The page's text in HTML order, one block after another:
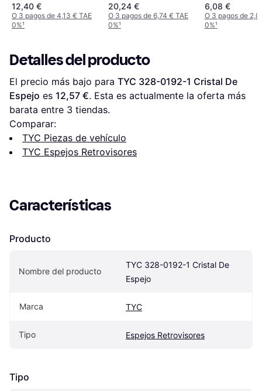
12,40 €
O 3 pagos de 4,13 € TAE
0%¹
20,24 €
O 3 pagos de 6,74 € TAE
0%¹
6,08 €
O 3 pagos de
0%¹
Detalles del producto
El precio más bajo para TYC 328-0192-1 Cristal De
Espejo es 12,57 €. Esta es actualmente la oferta más
barata entre 3 tiendas.
Comparar:
TYC Piezas de vehículo
TYC Espejos Retrovisores
Características
Producto
Nombre del producto
TYC 328-0192-1 Cristal De
Espejo
Marca TYC
Tipo Espejos Retrovisores
Tipo